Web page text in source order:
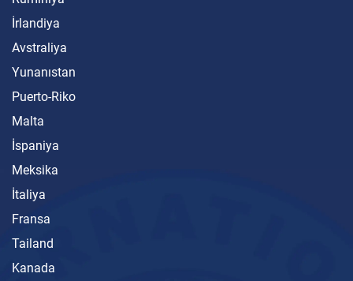
İrlandiya
Avstraliya
Yunanıstan
Puerto-Riko
Malta
İspaniya
Meksika
İtaliya
Fransa
Tailand
Kanada